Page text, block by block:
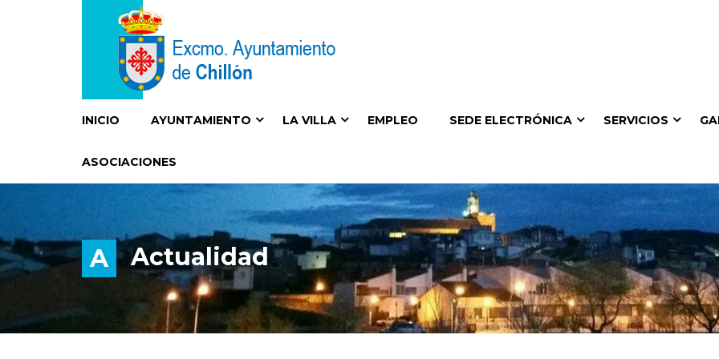
INICIO AYUNTAMIENTO LA VILLA EMPLEO SEDE ELECTRÓNICA SERVICIOS
ASOCIACIONES
A Actualidad